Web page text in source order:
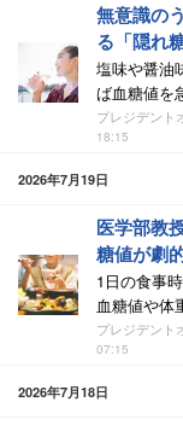
無意識の
る「隠れ
塩味や醤油
ば血糖値を
プレジデント
18:15
2026年7月19日
医学部教
糖値が劇
1日の食事
血糖値や体
プレジデント
07:15
2026年7月18日